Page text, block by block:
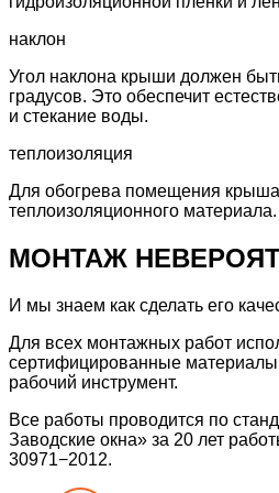
наклон
Угол наклона крыши должен
градусов. Это обеспечит
и стекание воды.
теплоизоляция
Для обогрева помещения крыша
теплоизоляционного материала.
МОНТАЖ
И мы знаем как сделать его
Для всех монтажных работ
сертифицированные
рабочий инструмент.
Все работы проводится по
Заводские окна» за 20 лет
30971−2012.